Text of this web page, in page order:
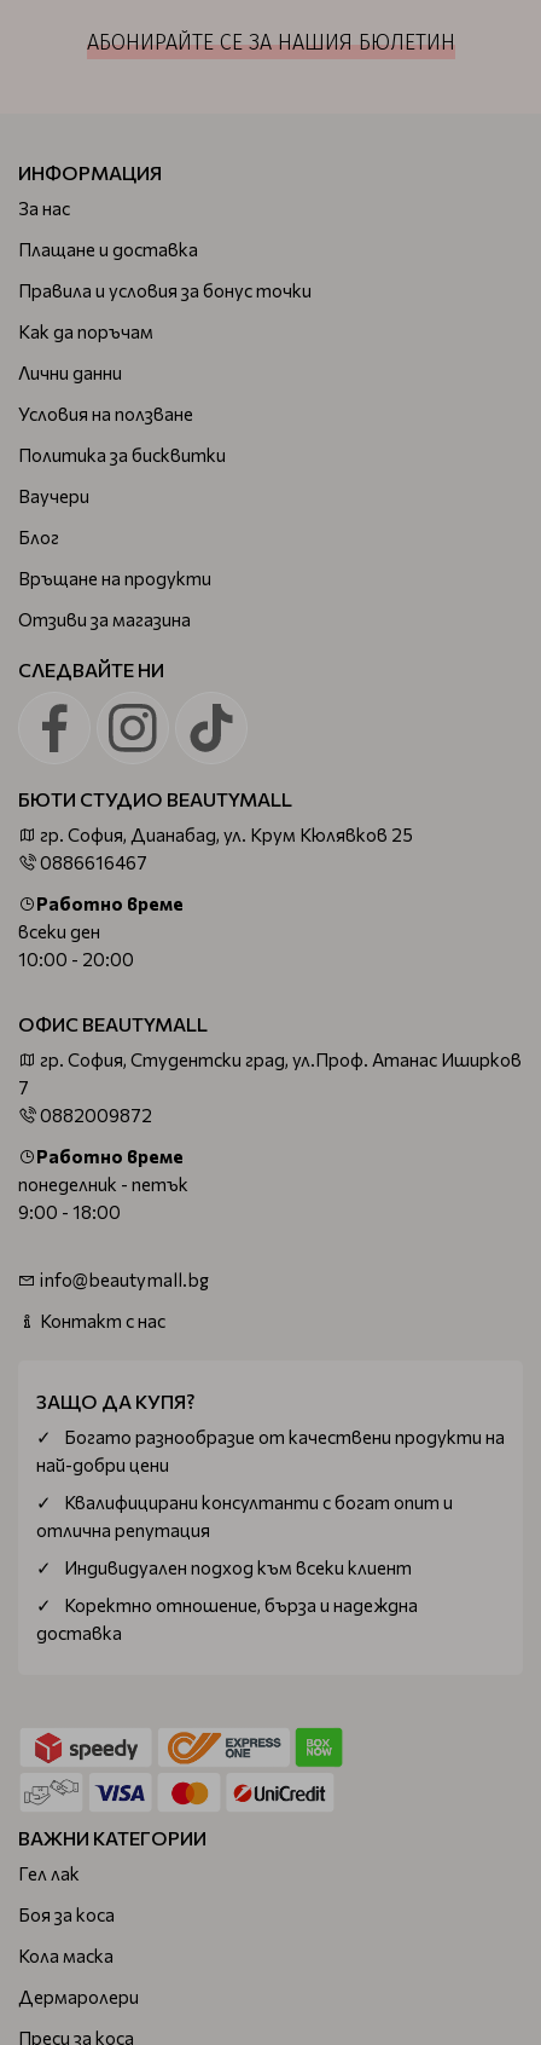
АБОНИРАЙТЕ СЕ ЗА НАШИЯ БЮЛЕТИН
ИНФОРМАЦИЯ
За нас
Плащане и доставка
Правила и условия за бонус точки
Как да поръчам
Лични данни
Условия на ползване
Политика за бисквитки
Ваучери
Блог
Връщане на продукти
Отзиви за магазина
СЛЕДВАЙТЕ НИ
БЮТИ СТУДИО BEAUTYMALL
гр. София, Дианабад, ул. Крум Кюлявков 25
0886616467
Работно време
всеки ден
10:00 - 20:00
ОФИС BEAUTYMALL
гр. София, Студентски град, ул.Проф. Атанас Иширков
7
0882009872
Работно време
понеделник - петък
9:00 - 18:00
info@beautymall.bg
Контакт с нас
ЗАЩО ДА КУПЯ?
Богатo разнообразие от качествени продукти на
най-добри цени
Квалифицирани консултанти с богат опит и
отлична репутация
Индивидуален подход към всеки клиент
Коректно отношение, бърза и надеждна
доставка
ВАЖНИ КАТЕГОРИИ
Гел лак
Боя за коса
Кола маска
Дермаролери
Преси за коса